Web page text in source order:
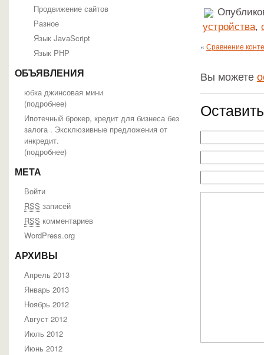
Продвижение сайтов
Разное
Язык JavaScript
Язык PHP
ОБЪЯВЛЕНИЯ
юбка джинсовая мини
(подробнее)
Ипотечный брокер, кредит для бизнеса без
залога . Эксклюзивные предложения от
инкредит.
(подробнее)
МЕТА
Войти
RSS записей
RSS комментариев
WordPress.org
АРХИВЫ
Апрель 2013
Январь 2013
Ноябрь 2012
Август 2012
Июль 2012
Июнь 2012
устройства,
« Сравнение
Вы можете